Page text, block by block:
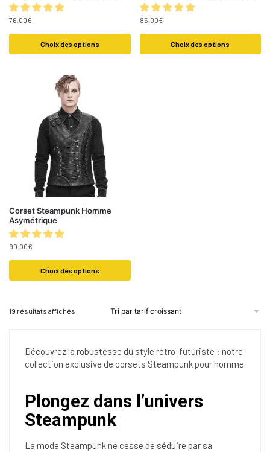
76.00€
Choix des options
85.00€
Choix des options
Corset Steampunk Homme
Asymétrique
90.00€
Choix des options
19 résultats affichés
Découvrez la robustesse du style rétro-futuriste : notre
collection exclusive de corsets Steampunk pour homme
Plongez dans l’univers
Steampunk
La mode Steampunk ne cesse de séduire par sa